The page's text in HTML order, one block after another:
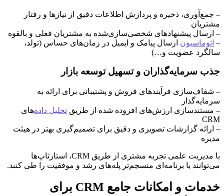
– جمع‌آوری، ذخیره و پردازش اطلاعات دقیق از نیازها و رفتار
مشتریان
– ارسال پیشنهادهای شخصی‌سازی‌شده به مشتریان فعلی و بالقوه
– اتوماسیون ارسال پیامک و ایمیل در زمان‌های حساس (تولد،
سالگرد عضویت و…)
جذب سرمایه‌گذاران و تسهیل توسعه بازار
– شفاف‌سازی فرآیندهای فروش و پشتیبانی برای ارائه به
سرمایه‌گذار
– مستندسازی ارزش‌های افزوده شده از طریق تحلیل داده‌های
CRM
– ارائه گزارشات تصویری و دقیق برای تصمیم‌گیری بهتر در هیئت
مدیره
با مدیریت علمی تجربه مشتری از طریق CRM، استارتاپ‌ها
می‌توانند با برنامه‌ای منسجم‌تر پله‌های رشد و موفقیت را طی کنند.
خدمات و امکانات جامع CRM برای